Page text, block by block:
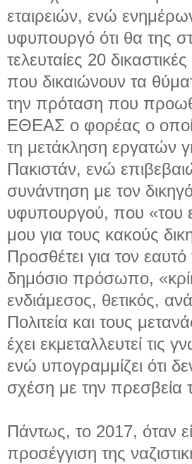
εταιρειών, ενώ
υφυπουργό ότι θα της
τελευταίες 20
που δικαιώνουν τα
την πρόταση που
ΕΘΕΑΣ ο φορέας ο
τη μετάκληση εργατών
Πακιστάν, ενώ
συνάντηση με τον
υφυπουργού, που «του
μου για τους κακούς
Προσθέτει για τον εαυτό
δημόσιο πρόσωπο,
ενδιάμεσος, θετικός,
Πολιτεία και τους
έχει εκμεταλλευτεί τις
ενώ υπογραμμίζει ότι
σχέση με την πρεσβεία
Πάντως, το 2017, όταν
προσέγγιση της